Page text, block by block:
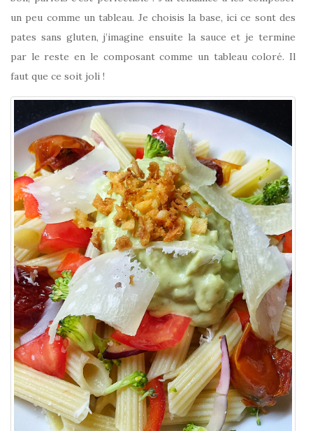
un peu comme un tableau. Je choisis la base, ici ce sont des
pates sans gluten, j’imagine ensuite la sauce et je termine
par le reste en le composant comme un tableau coloré. Il
faut que ce soit joli !